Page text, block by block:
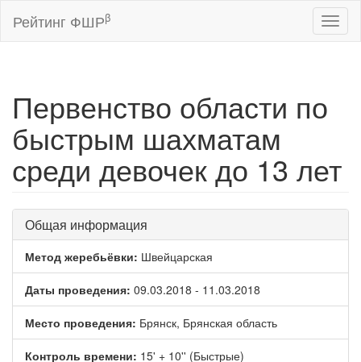
Рейтинг ФШРβ
Первенство области по
быстрым шахматам
среди девочек до 13 лет
Общая информация
Метод жеребьёвки: Швейцарская
Даты проведения: 09.03.2018 - 11.03.2018
Место проведения: Брянск, Брянская область
Контроль времени: 15' + 10'' (Быстрые)